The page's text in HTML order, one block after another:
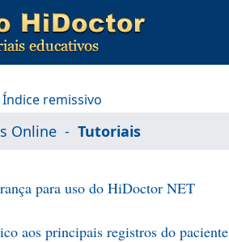
Índice remissivo
Online - Tutoriais
para uso do HiDoctor NET
aos principais registros do paciente